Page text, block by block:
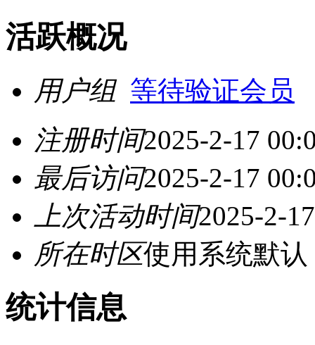
活跃概况
用户组 等待验证会员
注册时间2025-2-17
最后访问2025-2-17
上次活动时间2025-2-
所在时区使用系统默认
统计信息